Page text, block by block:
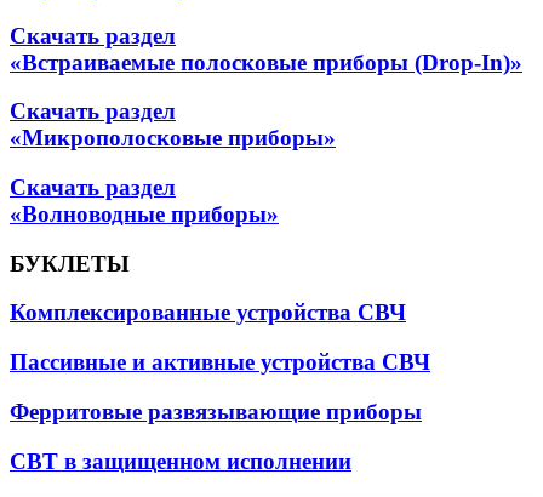
Скачать раздел
«Встраиваемые полосковые приборы (Drop-In)»
Скачать раздел
«Микрополосковые приборы»
Скачать раздел
«Волноводные приборы»
БУКЛЕТЫ
Комплексированные устройства СВЧ
Пассивные и активные устройства СВЧ
Ферритовые развязывающие приборы
СВТ в защищенном исполнении